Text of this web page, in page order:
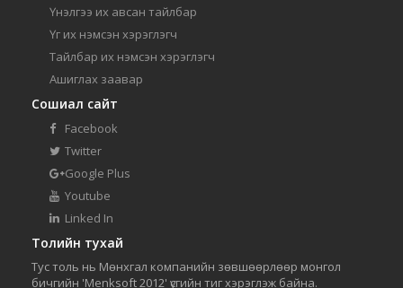
Үнэлгээ их авсан тайлбар
Үг их нэмсэн хэрэглэгч
Тайлбар их нэмсэн хэрэглэгч
Ашиглах заавар
Сошиал сайт
Facebook
Twitter
Google Plus
Youtube
Linked In
Толийн тухай
Тус толь нь Мөнхгал компанийн зөвшөөрлөөр монгол
бичгийн 'Menksoft 2012' үсгийн тиг хэрэглэж байна.